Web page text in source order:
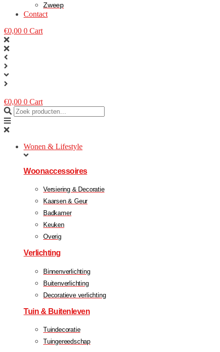
Zweep
Contact
€0,00 0 Cart
€0,00 0 Cart
Wonen & Lifestyle
Woonaccessoires
Versiering & Decoratie
Kaarsen & Geur
Badkamer
Keuken
Overig
Verlichting
Binnenverlichting
Buitenverlichting
Decoratieve verlichting
Tuin & Buitenleven
Tuindecoratie
Tuingereedschap